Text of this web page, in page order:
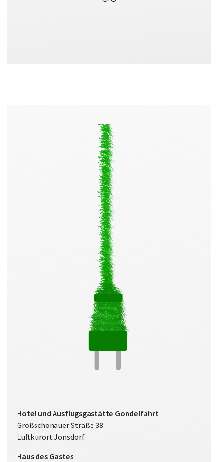
Hotel und Ausflugsgastätte Gondelfahrt
Großschönauer Straße 38
Luftkurort Jonsdorf
Haus des Gastes